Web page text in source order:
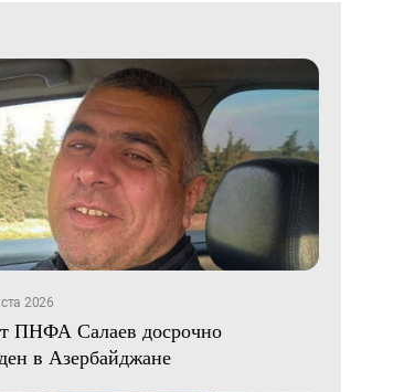
2026
ПНФА Салаев досрочно
в Азербайджане